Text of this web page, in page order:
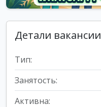
Детали вакансии
Тип:
Занятость:
Активна: